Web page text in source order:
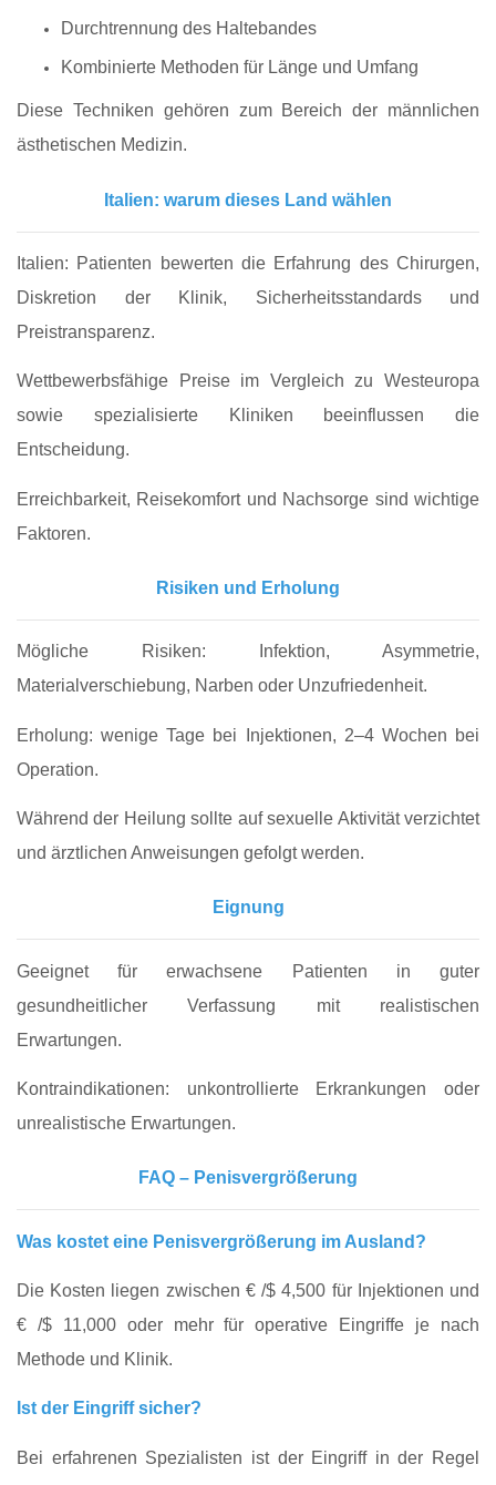
Durchtrennung des Haltebandes
Kombinierte Methoden für Länge und Umfang
Diese Techniken gehören zum Bereich der männlichen
ästhetischen Medizin.
Italien: warum dieses Land wählen
Italien: Patienten bewerten die Erfahrung des Chirurgen,
Diskretion der Klinik, Sicherheitsstandards und
Preistransparenz.
Wettbewerbsfähige Preise im Vergleich zu Westeuropa
sowie spezialisierte Kliniken beeinflussen die
Entscheidung.
Erreichbarkeit, Reisekomfort und Nachsorge sind wichtige
Faktoren.
Risiken und Erholung
Mögliche Risiken: Infektion, Asymmetrie,
Materialverschiebung, Narben oder Unzufriedenheit.
Erholung: wenige Tage bei Injektionen, 2–4 Wochen bei
Operation.
Während der Heilung sollte auf sexuelle Aktivität verzichtet
und ärztlichen Anweisungen gefolgt werden.
Eignung
Geeignet für erwachsene Patienten in guter
gesundheitlicher Verfassung mit realistischen
Erwartungen.
Kontraindikationen: unkontrollierte Erkrankungen oder
unrealistische Erwartungen.
FAQ – Penisvergrößerung
Was kostet eine Penisvergrößerung im Ausland?
Die Kosten liegen zwischen € /$ 4,500 für Injektionen und
€ /$ 11,000 oder mehr für operative Eingriffe je nach
Methode und Klinik.
Ist der Eingriff sicher?
Bei erfahrenen Spezialisten ist der Eingriff in der Regel